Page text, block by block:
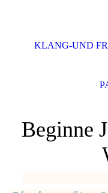
Beginne
KLANG-UND